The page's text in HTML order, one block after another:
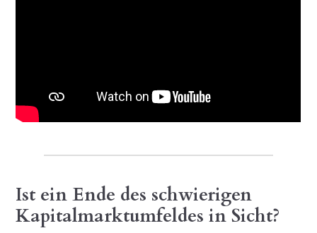
Ist ein Ende des schwierigen
Kapitalmarktumfeldes in Sicht?